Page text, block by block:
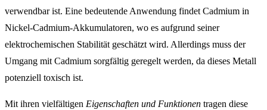
verwendbar ist. Eine bedeutende Anwendung findet Cadmium in
Nickel-Cadmium-Akkumulatoren, wo es aufgrund seiner
elektrochemischen Stabilität geschätzt wird. Allerdings muss der
Umgang mit Cadmium sorgfältig geregelt werden, da dieses Metall
potenziell toxisch ist.
Mit ihren vielfältigen Eigenschaften und Funktionen tragen diese